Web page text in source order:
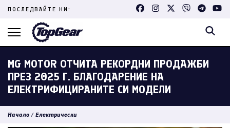
Skip
content
ПОСЛЕДВАЙТЕ НИ:
MG MOTOR ОТЧИТА РЕКОРДНИ ПРОДАЖБИ
ПРЕЗ 2025 Г. БЛАГОДАРЕНИЕ НА
ЕЛЕКТРИФИЦИРАНИТЕ СИ МОДЕЛИ
Начало / Електрически